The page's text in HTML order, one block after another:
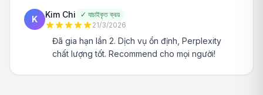
K Kim Chi ✓ যাচাইকৃত ক্রয়
21/3/2026
Đã gia hạn lần 2. Dịch vụ ổn định, Perplexity
chất lượng tốt. Recommend cho mọi người!